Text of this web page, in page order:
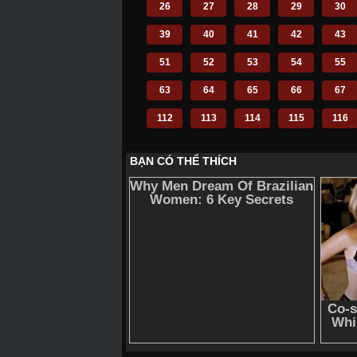
26 27 28 29 30
39 40 41 42 43
51 52 53 54 55
63 64 65 66 67
112 113 114 115 116
148 149 150 151 152
164
176
188
200
210 211 212 214 215